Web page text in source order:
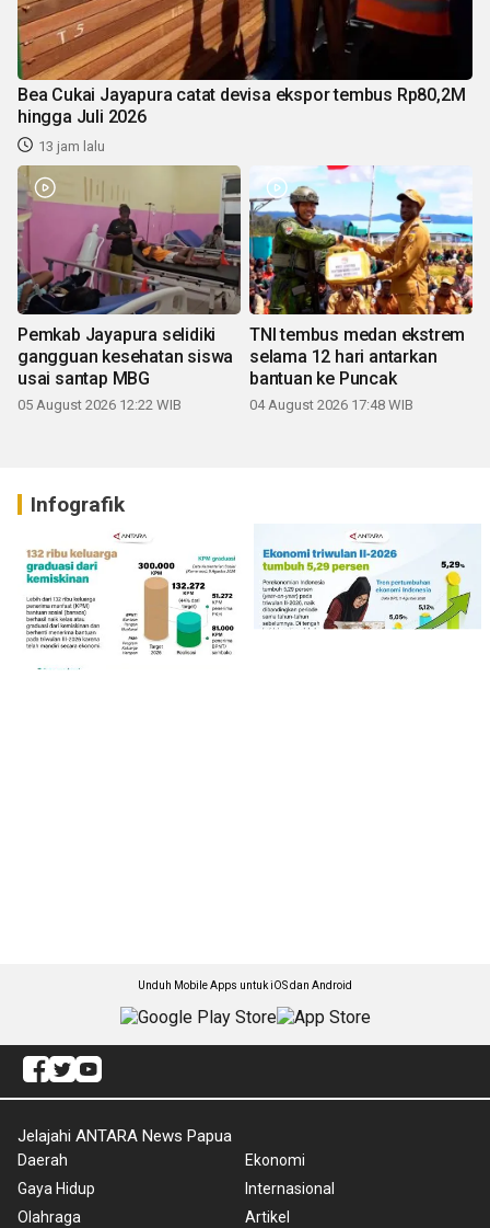
Bea Cukai Jayapura catat devisa ekspor tembus Rp80,2M
hingga Juli 2026
13 jam lalu
Pemkab Jayapura selidiki
gangguan kesehatan siswa
usai santap MBG
05 August 2026 12:22 WIB
TNI tembus medan ekstrem
selama 12 hari antarkan
bantuan ke Puncak
04 August 2026 17:48 WIB
Infografik
Unduh Mobile Apps untuk iOS dan Android
Jelajahi ANTARA News Papua
Daerah
Gaya Hidup
Olahraga
Ekonomi
Internasional
Artikel